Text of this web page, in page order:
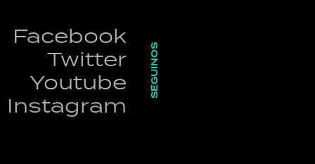
Facebook
Twitter
Youtube
Instagram
SEGUINOS